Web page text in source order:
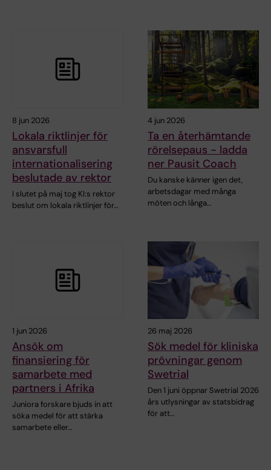
8 jun 2026
Lokala riktlinjer för
ansvarsfull
internationalisering
beslutade av rektor
I slutet på maj tog KI:s rektor
beslut om lokala riktlinjer för…
4 jun 2026
Ta en återhämtande
rörelsepaus - ladda
ner Pausit Coach
Du kanske känner igen det,
arbetsdagar med många
möten och långa…
1 jun 2026
Ansök om
finansiering för
samarbete med
partners i Afrika
Juniora forskare bjuds in att
söka medel för att stärka
samarbete eller…
26 maj 2026
Sök medel för kliniska
prövningar genom
Swetrial
Den 1 juni öppnar Swetrial 2026
års utlysningar av statsbidrag
för att…